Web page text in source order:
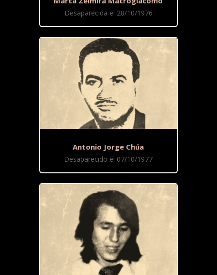
Desaparecida el 20/10/1976
Antonio Jorge Chúa
Desaparecido el 07/10/1977